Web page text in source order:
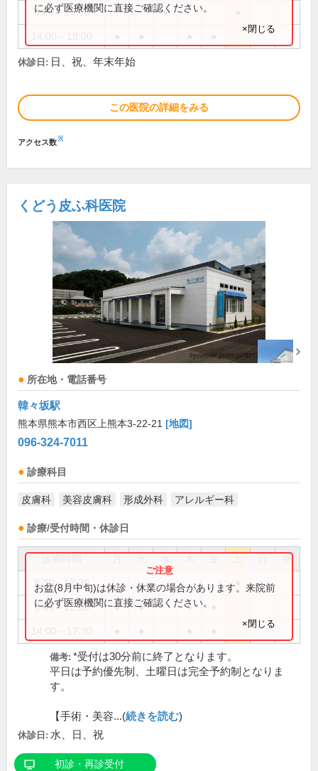
9:00～13:00 ●
に必ず医療機関に直接ご確認ください。
×閉じる
休診日: 日、祝、年末年始
この医院の詳細をみる
アクセス数※
くどう皮ふ科医院
所在地・電話番号
韓々坂駅
熊本県熊本市西区上熊本3-22-21 [地図]
096-324-7011
診療科目
皮膚科 美容皮膚科 形成外科 アレルギー科
診療/受付時間・休診日
祝
8:30～13:30
9:00～12:00 ● ● ●
お盆(8月中旬)は休診・休業の場合があります。来院前
に必ず医療機関に直接ご確認ください。
×閉じる
備考: *受付は30分前に終了となります。
平日は予約優先制、土曜日は完全予約制となりま
す。
【手術・美容...(続きを読む)
休診日: 水、日、祝
初診・再診受付